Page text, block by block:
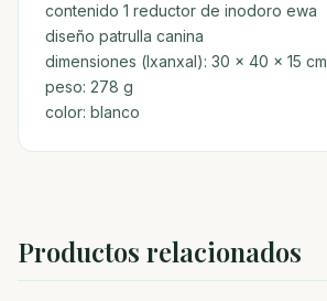
contenido 1 reductor de inodoro ewa
diseño patrulla canina
dimensiones (lxanxal): 30 x 40 x 15 cm
peso: 278 g
color: blanco
Productos relacionados